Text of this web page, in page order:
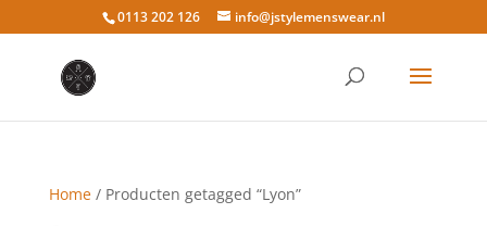
0113 202 126 info@jstylemenswear.nl
Home/ Producten getagged “Lyon”